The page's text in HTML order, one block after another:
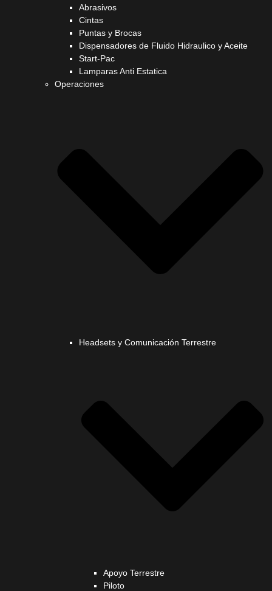
Abrasivos
Cintas
Puntas y Brocas
Dispensadores de Fluido Hidraulico y Aceite
Start-Pac
Lamparas Anti Estatica
Operaciones
Headsets y Comunicación Terrestre
Apoyo Terrestre
Piloto